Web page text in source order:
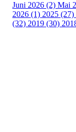
Juni 2026 (2) Mai
2026 (1) 2025 (27)
(32) 2019 (30)